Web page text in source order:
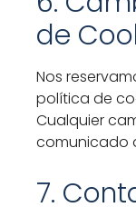
de
Nos
política de
Cualquier
comunicado
7.